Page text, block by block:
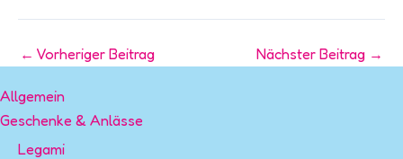
← Vorheriger Beitrag Nächster Beitrag →
Allgemein
Geschenke & Anlässe
Legami